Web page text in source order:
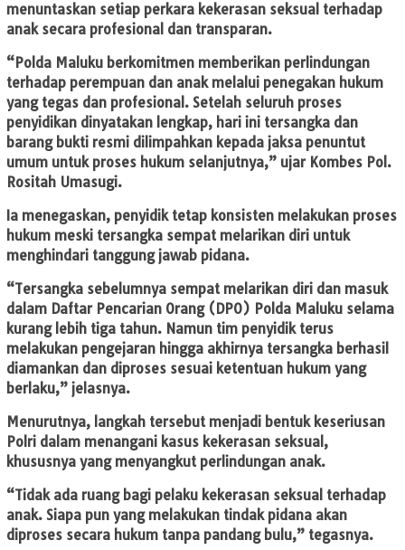
menuntaskan setiap perkara kekerasan seksual terhadap
anak secara profesional dan transparan.
“Polda Maluku berkomitmen memberikan perlindungan
terhadap perempuan dan anak melalui penegakan hukum
yang tegas dan profesional. Setelah seluruh proses
penyidikan dinyatakan lengkap, hari ini tersangka dan
barang bukti resmi dilimpahkan kepada jaksa penuntut
umum untuk proses hukum selanjutnya,” ujar Kombes Pol.
Rositah Umasugi.
Ia menegaskan, penyidik tetap konsisten melakukan proses
hukum meski tersangka sempat melarikan diri untuk
menghindari tanggung jawab pidana.
“Tersangka sebelumnya sempat melarikan diri dan masuk
dalam Daftar Pencarian Orang (DPO) Polda Maluku selama
kurang lebih tiga tahun. Namun tim penyidik terus
melakukan pengejaran hingga akhirnya tersangka berhasil
diamankan dan diproses sesuai ketentuan hukum yang
berlaku,” jelasnya.
Menurutnya, langkah tersebut menjadi bentuk keseriusan
Polri dalam menangani kasus kekerasan seksual,
khususnya yang menyangkut perlindungan anak.
“Tidak ada ruang bagi pelaku kekerasan seksual terhadap
anak. Siapa pun yang melakukan tindak pidana akan
diproses secara hukum tanpa pandang bulu,” tegasnya.